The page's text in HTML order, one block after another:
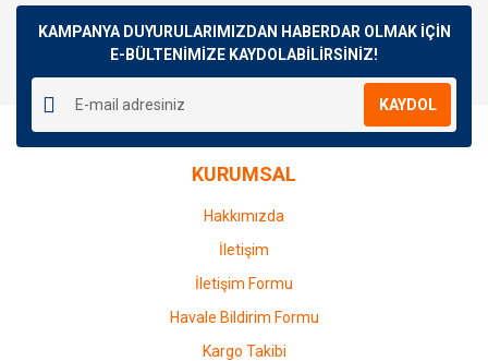
KAMPANYA DUYURULARIMIZDAN HABERDAR OLMAK İÇİN
E-BÜLTENİMİZE KAYDOLABİLİRSİNİZ!
KAYDOL
KURUMSAL
Hakkımızda
İletişim
İletişim Formu
Havale Bildirim Formu
Kargo Takibi